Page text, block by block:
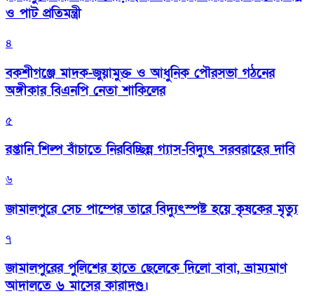
ও পাট প্রতিমন্ত্রী
৪
বকশীগঞ্জে মাদক-জুয়ামুক্ত ও আধুনিক পৌরসভা গঠনের
অঙ্গীকার বিএনপি নেতা শাকিলের
৫
রপ্তানি শিল্প বাঁচাতে নিরবিচ্ছিন্ন গ্যাস-বিদ্যুৎ সরবরাহের দাবি
৬
জামালপুরে সেচ পাম্পের তারে বিদ্যুৎস্পষ্ট হয়ে কৃষকের মৃত্যু
৭
জামালপুরের পুলিশের হাতে ছেলেকে দিলো বাবা, ভ্রাম্যমাণ
আদালতে ৬ মাসের কারাদণ্ড।